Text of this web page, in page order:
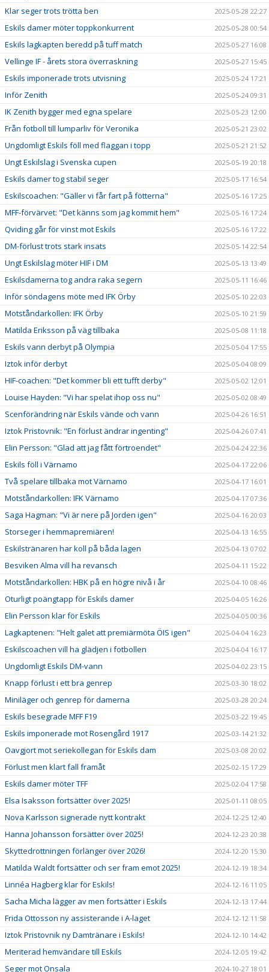
Klar seger trots trötta ben 2025-05-28 22:27
Eskils damer möter toppkonkurrent 2025-05-28 00:54
Eskils lagkapten beredd på tuff match 2025-05-27 16:08
Vellinge IF - årets stora överraskning 2025-05-27 15:45
Eskils imponerade trots utvisning 2025-05-24 17:21
Inför Zenith 2025-05-24 09:31
IK Zenith bygger med egna spelare 2025-05-23 12:00
Från fotboll till lumparliv för Veronika 2025-05-21 23:02
Ungdomligt Eskils föll med flaggan i topp 2025-05-21 21:52
Ungt Eskilslag i Svenska cupen 2025-05-19 20:18
Eskils damer tog stabil seger 2025-05-17 16:54
Eskilscoachen: "Gäller vi får fart på fötterna" 2025-05-16 17:25
MFF-förvärvet: "Det känns som jag kommit hem" 2025-05-16 17:24
Qviding går för vinst mot Eskils 2025-05-16 17:22
DM-förlust trots stark insats 2025-05-14 22:54
Ungt Eskilslag möter HIF i DM 2025-05-13 13:49
Eskilsdamerna tog andra raka segern 2025-05-11 16:46
Inför söndagens möte med IFK Örby 2025-05-10 22:03
Motståndarkollen: IFK Örby 2025-05-10 21:59
Matilda Eriksson på väg tillbaka 2025-05-08 11:18
Eskils vann derbyt på Olympia 2025-05-04 17:55
Iztok inför derbyt 2025-05-04 08:09
HIF-coachen: "Det kommer bli ett tufft derby" 2025-05-02 12:01
Louise Hayden: "Vi har spelat ihop oss nu" 2025-05-02 08:49
Scenförändring när Eskils vände och vann 2025-04-26 16:51
Iztok Pristovnik: "En förlust ändrar ingenting" 2025-04-26 07:41
Elin Persson: "Glad att jag fått förtroendet" 2025-04-24 22:36
Eskils föll i Värnamo 2025-04-17 22:06
Två spelare tillbaka mot Värnamo 2025-04-17 16:01
Motståndarkollen: IFK Värnamo 2025-04-17 07:36
Saga Hagman: "Vi är nere på Jorden igen" 2025-04-16 20:03
Storseger i hemmapremiären! 2025-04-13 16:55
Eskilstränaren har koll på båda lagen 2025-04-13 07:02
Besviken Alma vill ha revansch 2025-04-11 15:22
Motståndarkollen: HBK på en högre nivå i år 2025-04-10 08:46
Oturligt poängtapp för Eskils damer 2025-04-05 16:26
Elin Persson klar för Eskils 2025-04-05 00:36
Lagkaptenen: "Helt galet att premiärmöta ÖIS igen" 2025-04-04 16:23
Eskilscoachen vill ha glädjen i fotbollen 2025-04-04 16:17
Ungdomligt Eskils DM-vann 2025-04-02 23:15
Knapp förlust i ett bra genrep 2025-03-30 18:02
Miniläger och genrep för damerna 2025-03-28 20:24
Eskils besegrade MFF F19 2025-03-22 19:45
Eskils imponerade mot Rosengård 1917 2025-03-14 21:32
Oavgjort mot seriekollegan för Eskils dam 2025-03-08 20:02
Förlust men klart fall framåt 2025-02-15 17:29
Eskils damer möter TFF 2025-02-04 17:58
Elsa Isaksson fortsätter över 2025! 2025-01-11 08:05
Nova Karlsson signerade nytt kontrakt 2024-12-25 12:40
Hanna Johansson forsätter över 2025! 2024-12-23 20:38
Skyttedrottningen förlänger över 2026! 2024-12-20 15:30
Matilda Waldt fortsätter och ser fram emot 2025! 2024-12-19 18:34
Linnéa Hagberg klar för Eskils! 2024-12-16 11:05
Sacha Micha lägger av men fortsätter i Eskils 2024-12-13 17:44
Frida Ottosson ny assisterande i A-laget 2024-12-12 11:58
Iztok Pristovnik ny Damtränare i Eskils! 2024-12-10 14:42
Meriterad hemvändare till Eskils 2024-12-05 19:42
Seger mot Onsala 2024-10-27 18:01